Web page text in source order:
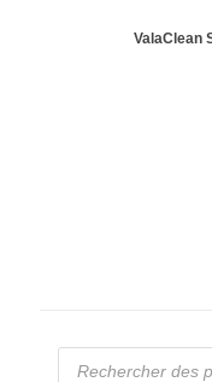
ValaClean
Recherche